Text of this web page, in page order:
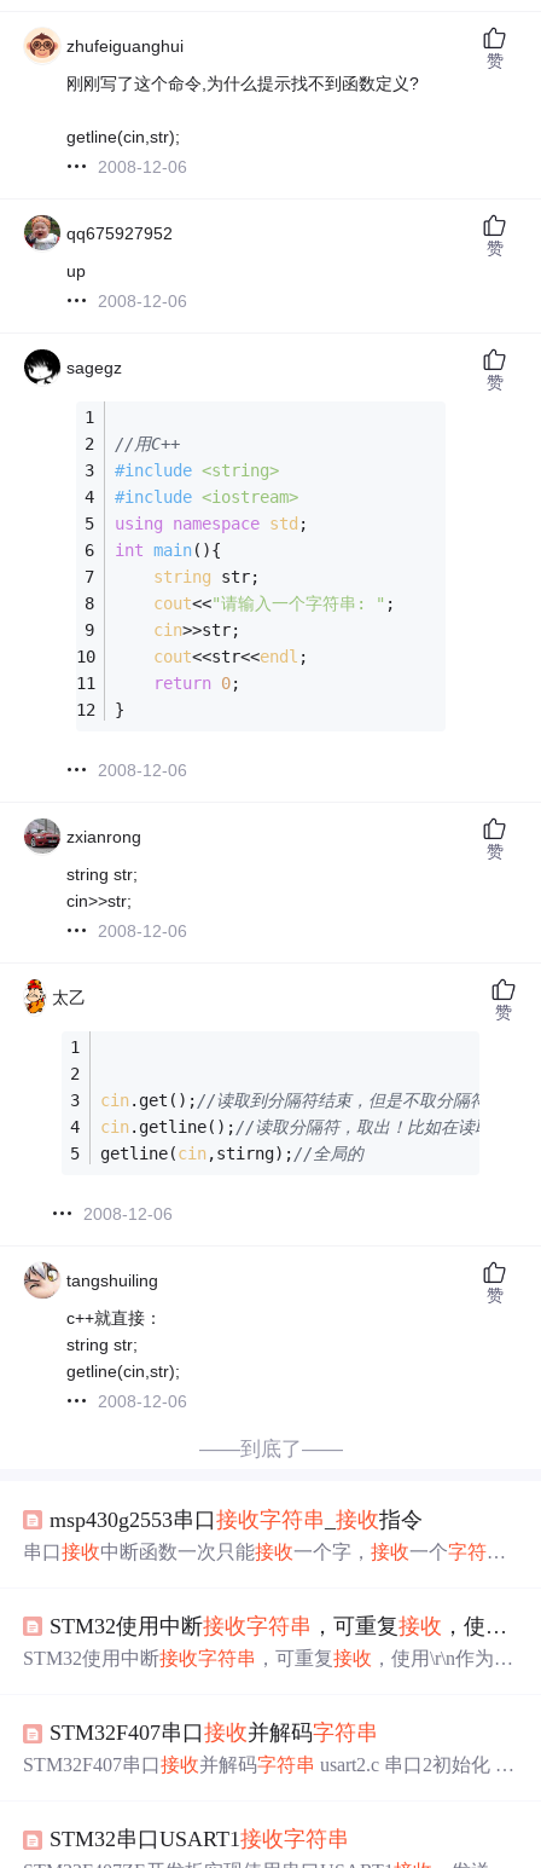
zhufeiguanghui
刚刚写了这个命令,为什么提示找不到函数定义?
getline(cin,str);
2008-12-06
赞
qq675927952
up
2008-12-06
赞
sagegz
//用C++
#include <string>
#include <iostream>
using
namespace std ;
int main(){
string str;
cout<<"请输入一个字符串: " ;
cin>>str;
cout<<str<<endl ;
return 0;
}
2008-12-06
赞
zxianrong
string str;
cin>>str;
2008-12-06
赞
太乙
cin.get();//读取到分隔符结束，但是不取分隔符，下
cin.getline();//读取分隔符，取出！比如在读取回车
getline(cin,stirng);//全局的
2008-12-06
赞
tangshuiling
c++就直接：
string str;
getline(cin,str);
2008-12-06
赞
——到底了——
msp430g2553串口接收字符串 _接收指令
串口接收中断函数一次只能接收一个字，接收一个字符串
如果在规定时间内，长度没有什么变化，证明已经 接收 了
任意长度的字符。 下面我用设置标志位的方式实现接收字
hengIT. ...
STM32使用中断接收字符串 ，可重复接收 ，使用r\\n作为
STM32使用中断接收字符串 ，可重复接收 ，使用\r\n作为接
ff[125] = {0};//定义接收字符串的缓冲区，可以自定义大小
void uart_init(u32 bound) { GPIO_InitTy...
STM32F407串口接收并解码字符串
STM32F407串口接收并解码字符串 usart2.c 串口2初始化 //
_InitTypeDef USART_InitStructure; NVIC_InitTypeDef NVIC
STM32串口USART1接收字符串